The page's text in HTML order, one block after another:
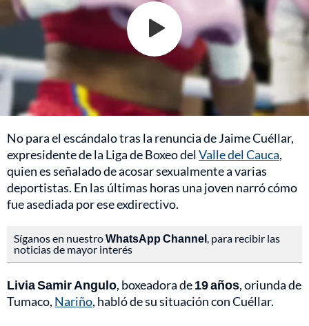
No para el escándalo tras la renuncia de Jaime Cuéllar,
expresidente de la Liga de Boxeo delValle del Cauca,
quien es señalado de acosar sexualmente a varias
deportistas. En las últimas horas una joven narró cómo
fue asediada por ese exdirectivo.
Síganos en nuestroWhatsApp Channel , para recibir las
noticias de mayor interés
Livia Samir Angulo, boxeadora de19 años, oriunda de
Tumaco, Nariño, habló de su situación con Cuéllar.